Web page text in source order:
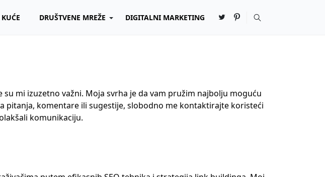
DRUŠTVENE MREŽE DIGITALNI MARKETING
mi izuzetno važni. Moja svrha je da vam pružim najbolju moguću
pitanja, komentare ili sugestije, slobodno me kontaktirajte koristeći
komunikaciju.